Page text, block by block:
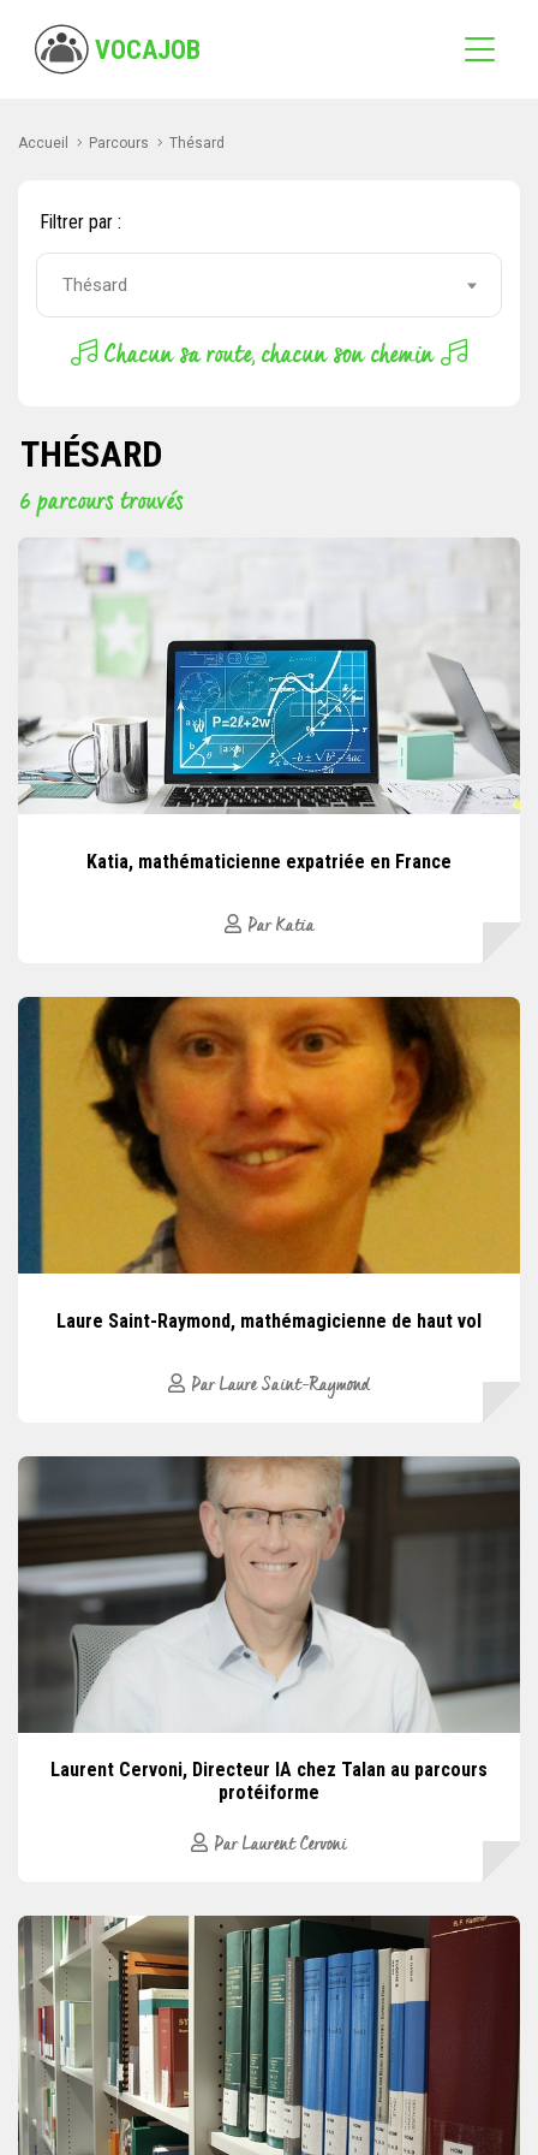
VOCAJOB
Accueil Parcours Thésard
Filtrer par :
Thésard
Chacun sa route, chacun son chemin
THÉSARD
6 parcours trouvés
Katia, mathématicienne expatriée en France
Par Katia
Laure Saint-Raymond, mathémagicienne de haut vol
Par Laure Saint-Raymond
Laurent Cervoni, Directeur IA chez Talan au parcours
protéiforme
Par Laurent Cervoni